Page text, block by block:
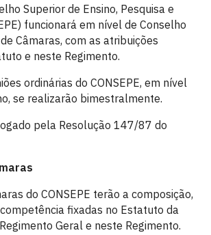
Superior de Ensino, Pesquisa e
funcionará em nível de Conselho
Câmaras, com as atribuições
e neste Regimento.
ordinárias do CONSEPE, em nível
se realizarão bimestralmente.
pela Resolução 147/87 do
do CONSEPE terão a composição,
fixadas no Estatuto da
Geral e neste Regimento.